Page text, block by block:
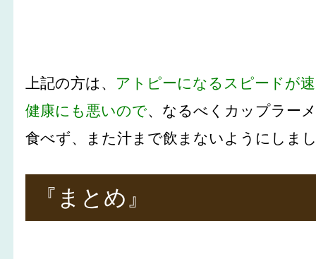
上記の方は、 アトピーになるスピードが
健康にも悪いので、なるべくカップラー
食べず、また汁まで飲まないようにしま
『まとめ』